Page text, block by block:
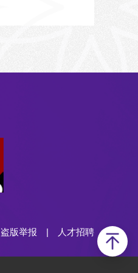
盗版举报 | 人才招聘